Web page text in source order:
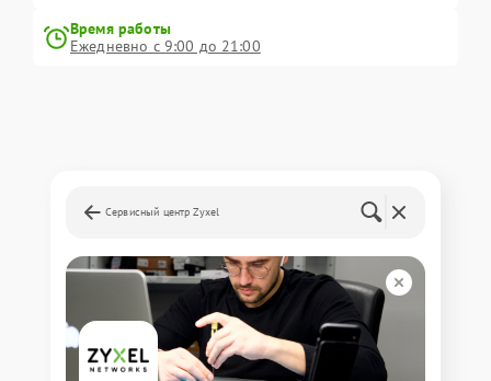
Время работы
Ежедневно с 9:00 до 21:00
Сервисный центр Zyxel